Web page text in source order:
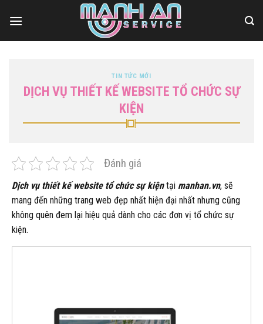
qua
TIN TỨC MỚI
DỊCH VỤ THIẾT KẾ WEBSITE TỔ CHỨC SỰ
KIỆN
Đánh giá
Dịch vụ thiết kế website tổ chức sự kiệntại manhan.vn, sẽ
mang đến những trang web đẹp nhất hiện đại nhất nhưng cũng
không quên đem lại hiệu quả dành cho các đơn vị tổ chức sự
kiện.